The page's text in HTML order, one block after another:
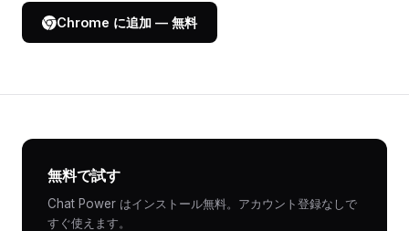
Chrome に追加 — 無料
無料で試す
Chat Power はインストール無料。アカウント登録なしで
すぐ使えます。